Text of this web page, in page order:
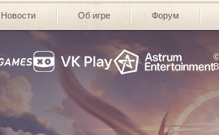
Новости Об игре Форум